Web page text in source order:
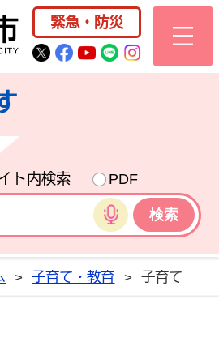
桜川市公式ホー
緊急・防災
桜川市公式Twitter
桜川市公式
桜川市公式
桜川市公式
ト内検索
PDF
音声検索
> 子育て・教育 > 子育て